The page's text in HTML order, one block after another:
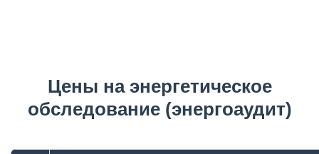
Цены на энергетическое
обследование (энергоаудит)